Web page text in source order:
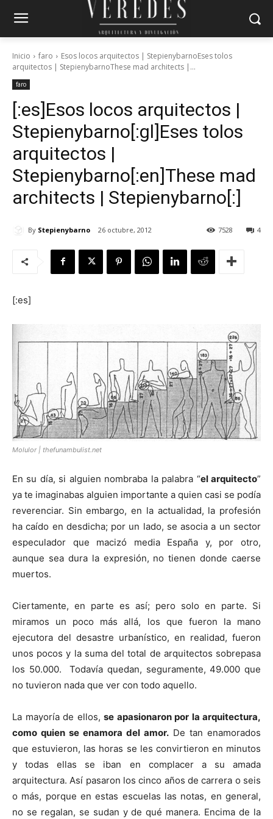
Inicio faro
Esos locos arquitectos | StepienybarnoEses tolos
arquitectos | StepienybarnoThese mad architects |...
faro
[:es]Esos locos arquitectos |
Stepienybarno[:gl]Eses tolos
arquitectos |
Stepienybarno[:en]These mad
architects | Stepienybarno[:]
By Stepienybarno 26 octubre, 2012 4
7528
[:es]
Molulor | thefunambulist.net
En su día, si alguien nombraba la palabra “el arquitecto”
ya te imaginabas alguien importante a quien casi se podía
reverenciar. Sin embargo, en la actualidad, la profesión
ha caído en desdicha; por un lado, se asocia a un sector
especulador que macizó media España y, por otro,
aunque sea dura la expresión, no tienen donde caerse
muertos.
Ciertamente, en parte es así; pero solo en parte. Si
miramos un poco más allá, los que fueron la mano
ejecutora del desastre urbanístico, en realidad, fueron
unos pocos y la suma del total de arquitectos sobrepasa
los 50.000. Todavía quedan, seguramente, 49.000 que
no tuvieron nada que ver con todo aquello.
La mayoría de ellos, se apasionaron por la arquitectura,
como quien se enamora del amor. De tan enamorados
que estuvieron, las horas se les convirtieron en minutos
y todas ellas se iban en complacer a su amada
arquitectura. Así pasaron los cinco años de carrera o seis
o más, porque en estas escuelas las notas, en general,
no se regalan, se sudan y de qué manera. Encima de la